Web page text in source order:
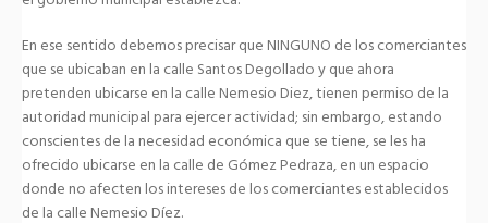
En ese sentido debemos precisar que NINGUNO de los comerciantes
que se ubicaban en la calle Santos Degollado y que ahora
pretenden ubicarse en la calle Nemesio Diez, tienen permiso de la
autoridad municipal para ejercer actividad; sin embargo, estando
conscientes de la necesidad económica que se tiene, se les ha
ofrecido ubicarse en la calle de Gómez Pedraza, en un espacio
donde no afecten los intereses de los comerciantes establecidos
de la calle Nemesio Díez.